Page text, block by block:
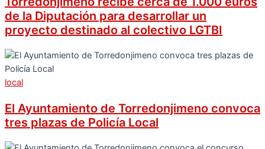
de la Diputación para desarrollar un
proyecto destinado al colectivo LGTBI
local
El Ayuntamiento de Torredonjimeno convoca
tres plazas de Policía Local